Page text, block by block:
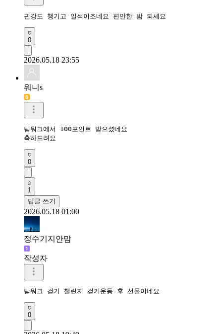
긘강도 챙기고 일석이조네요 편안한 밤 되세요
0
2026.05.18 23:55
워니s
팀워크에서 100포인트 받으셨네요
축하드려요
0
1
답글 쓰기
2026.05.18 01:00
정수기지안맘
작성자
팀워크 걷기 챌린지 걷기운동 후 선물이네요
0